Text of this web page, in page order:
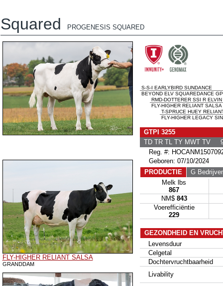
Squared PROGENESIS SQUARED
FLY-HIGHER RELIANT SALSA
GRANDDAM
S-S-I EARLYBIRD SUNDANCE
BEYOND ELV SQUAREDANCE
RMD-DOTTERER SSI R ELVIN
FLY-HIGHER RELIANT
T-SPRUCE HUEY
FLY-HIGHER LEGACY
GTPI 3255
TD TR TL TY MWT TV
Reg. #:
Geboren: 07/10/2024
PRODUCTIE
G
Melk lbs
867
NM$ 843
Voerefficiëntie
229
GEZONDHEID EN
Levensduur
Celgetal
Dochtervruchtbaarheid
Livability